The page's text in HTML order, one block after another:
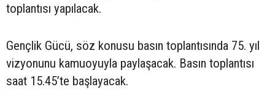
toplantısı yapılacak.
Gençlik Gücü, söz konusu basın toplantısında 75. yıl
vizyonunu kamuoyuyla paylaşacak. Basın toplantısı
saat 15.45’te başlayacak.